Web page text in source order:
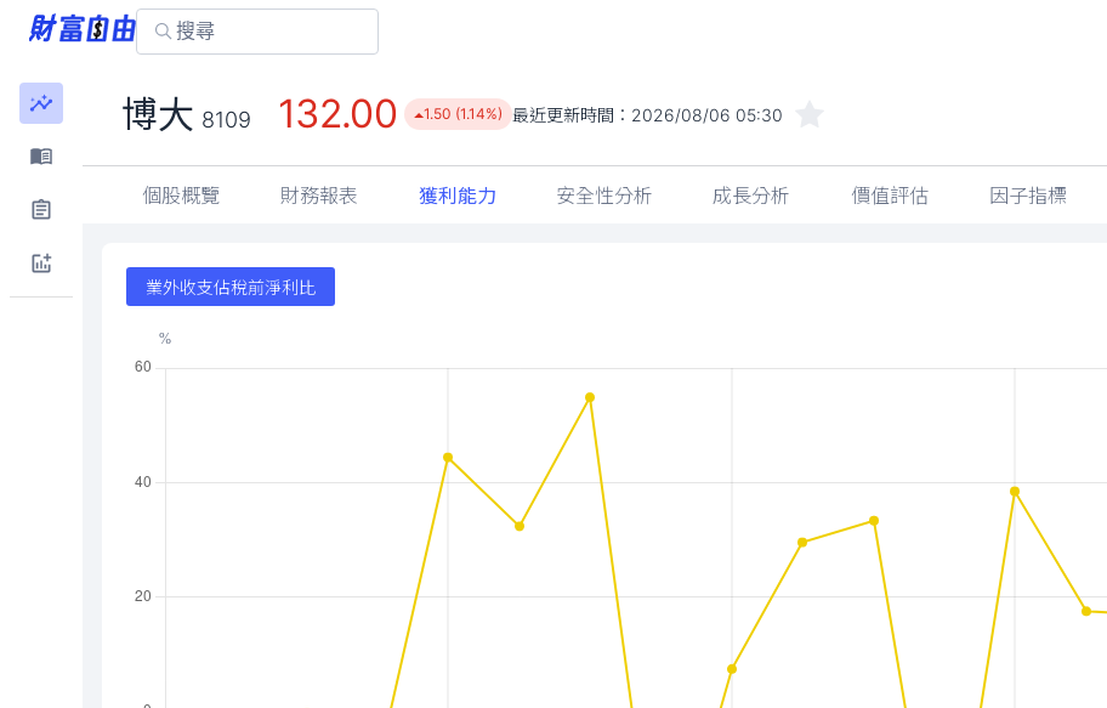
博大 8109 132.00 1.50 (1.14%) 最近更新時間： 2026/08/06 05:30
個股概覽 財務報表 獲利能力 安全性分析 成長分析 價值評估 因子指標
業外收支佔稅前淨利比